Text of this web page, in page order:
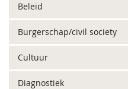
Beleid
Burgerschap/civil society
Cultuur
Diagnostiek